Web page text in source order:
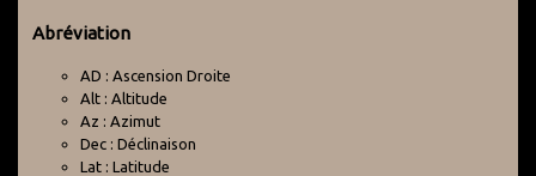
Abréviation
AD : Ascension Droite
Alt : Altitude
Az : Azimut
Dec : Déclinaison
Lat : Latitude